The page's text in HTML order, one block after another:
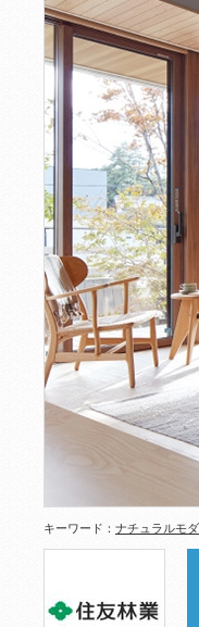
ける
キーワード： ナチュラルモ